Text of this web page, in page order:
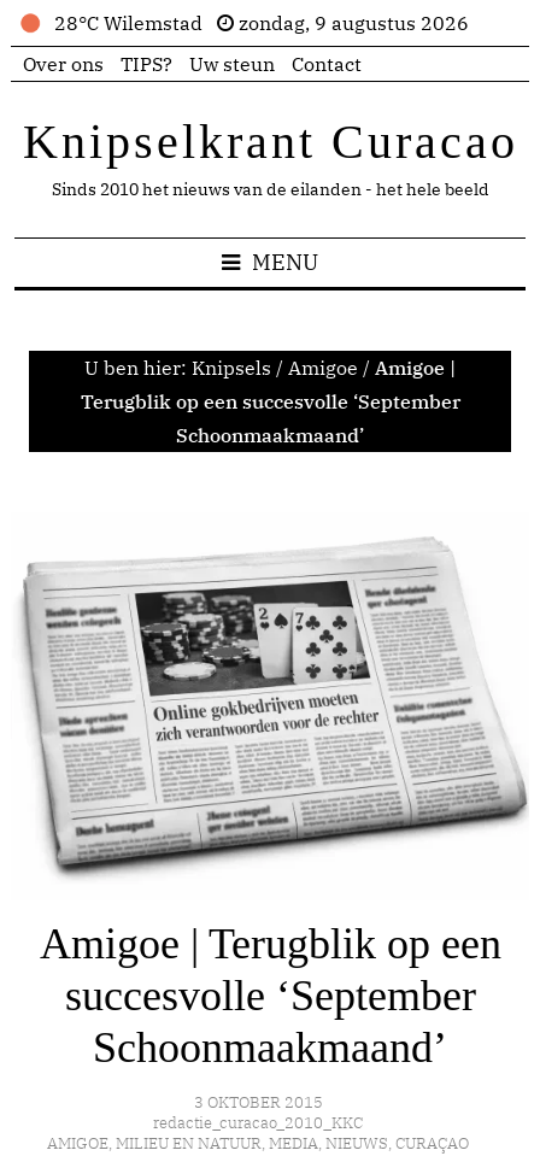
28°C Wilemstad
zondag, 9 augustus 2026
Over ons
TIPS? Uw steun Contact
Knipselkrant Curacao
Sinds 2010 het nieuws van de eilanden - het hele beeld
MENU
U ben hier: Knipsels / Amigoe / Amigoe |
Terugblik op een succesvolle ‘September
Schoonmaakmaand’
Amigoe | Terugblik op een
succesvolle ‘September
Schoonmaakmaand’
3 OKTOBER 2015
redactie_curacao_2010_KKC
AMIGOE, MILIEU EN NATUUR, MEDIA, NIEUWS, CURAÇAO